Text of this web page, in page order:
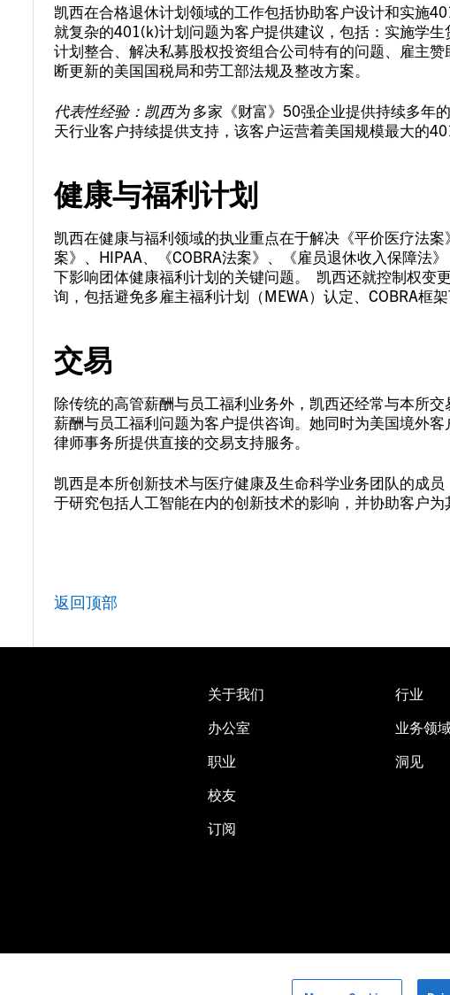
凯西在合格退休计划领域的工作包括协助客户设计和实施
就复杂的401(k)计划问题为客户提供建议，包括：实施学
计划整合、解决私募股权投资组合公司特有的问题、雇主
断更新的美国国税局和劳工部法规及整改方案。
代表性经验：凯西为多家《财富》50强企业提供持续多年
天行业客户持续提供支持，该客户运营着美国规模最大的
健康与福利计划
凯西在健康与福利领域的执业重点在于解决《平价医疗法
案》、HIPAA、《COBRA法案》、《雇员退休收入保障法
下影响团体健康福利计划的关键问题。 凯西还就控制权变
询，包括避免多雇主福利计划（MEWA）认定、COBRA框
交易
除传统的高管薪酬与员工福利业务外，凯西还经常与本所
薪酬与员工福利问题为客户提供咨询。她同时为美国境外
律师事务所提供直接的交易支持服务。
凯西是本所创新技术与医疗健康及生命科学业务团队的成
于研究包括人工智能在内的创新技术的影响，并协助客户为
返回顶部
关于我们
办公室
职业
校友
订阅
行业
业务领域
洞见